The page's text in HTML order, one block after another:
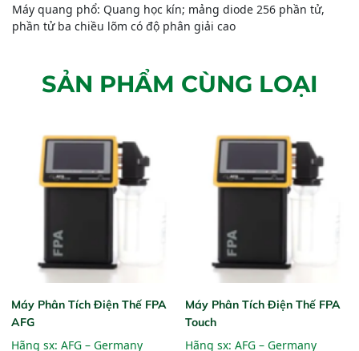
Máy quang phổ: Quang học kín; mảng diode 256 phần tử,
phần tử ba chiều lõm có độ phân giải cao
SẢN PHẨM CÙNG LOẠI
Máy Phân Tích Điện Thế FPA
AFG
Hãng sx: AFG – Germany
Máy Phân Tích Điện Thế FPA
Touch
Hãng sx: AFG – Germany